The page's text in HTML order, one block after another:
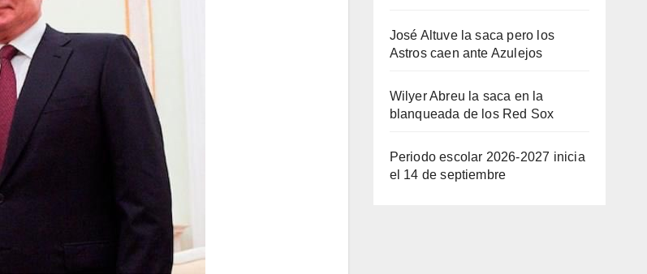
José Altuve la saca pero los
Astros caen ante Azulejos
Wilyer Abreu la saca en la
blanqueada de los Red Sox
Periodo escolar 2026-2027 inicia
el 14 de septiembre